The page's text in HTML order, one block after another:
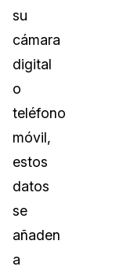
su
cámara
digital
o
teléfono
móvil,
estos
datos
se
añaden
a